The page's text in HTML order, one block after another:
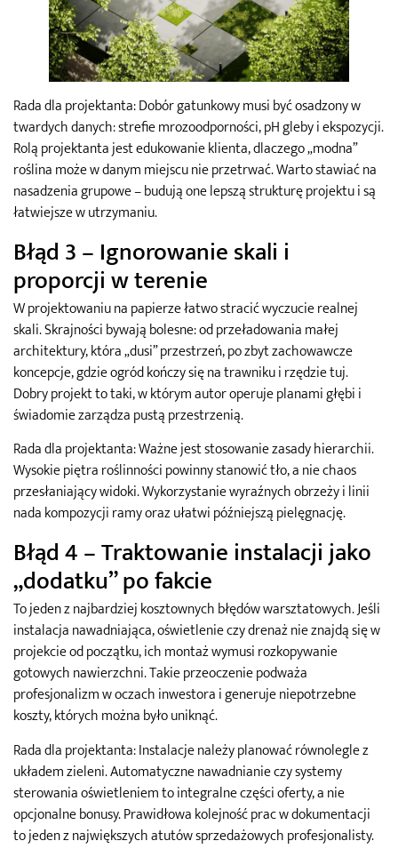
Rada dla projektanta: Dobór gatunkowy musi być osadzony w
twardych danych: strefie mrozoodporności, pH gleby i ekspozycji.
Rolą projektanta jest edukowanie klienta, dlaczego „modna”
roślina może w danym miejscu nie przetrwać. Warto stawiać na
nasadzenia grupowe – budują one lepszą strukturę projektu i są
łatwiejsze w utrzymaniu.
Błąd 3 – Ignorowanie skali i
proporcji w terenie
W projektowaniu na papierze łatwo stracić wyczucie realnej
skali. Skrajności bywają bolesne: od przeładowania małej
architektury, która „dusi” przestrzeń, po zbyt zachowawcze
koncepcje, gdzie ogród kończy się na trawniku i rzędzie tuj.
Dobry projekt to taki, w którym autor operuje planami głębi i
świadomie zarządza pustą przestrzenią.
Rada dla projektanta: Ważne jest stosowanie zasady hierarchii.
Wysokie piętra roślinności powinny stanowić tło, a nie chaos
przesłaniający widoki. Wykorzystanie wyraźnych obrzeży i linii
nada kompozycji ramy oraz ułatwi późniejszą pielęgnację.
Błąd 4 – Traktowanie instalacji jako
„dodatku” po fakcie
To jeden z najbardziej kosztownych błędów warsztatowych. Jeśli
instalacja nawadniająca, oświetlenie czy drenaż nie znajdą się w
projekcie od początku, ich montaż wymusi rozkopywanie
gotowych nawierzchni. Takie przeoczenie podważa
profesjonalizm w oczach inwestora i generuje niepotrzebne
koszty, których można było uniknąć.
Rada dla projektanta: Instalacje należy planować równolegle z
układem zieleni. Automatyczne nawadnianie czy systemy
sterowania oświetleniem to integralne części oferty, a nie
opcjonalne bonusy. Prawidłowa kolejność prac w dokumentacji
to jeden z największych atutów sprzedażowych profesjonalisty.